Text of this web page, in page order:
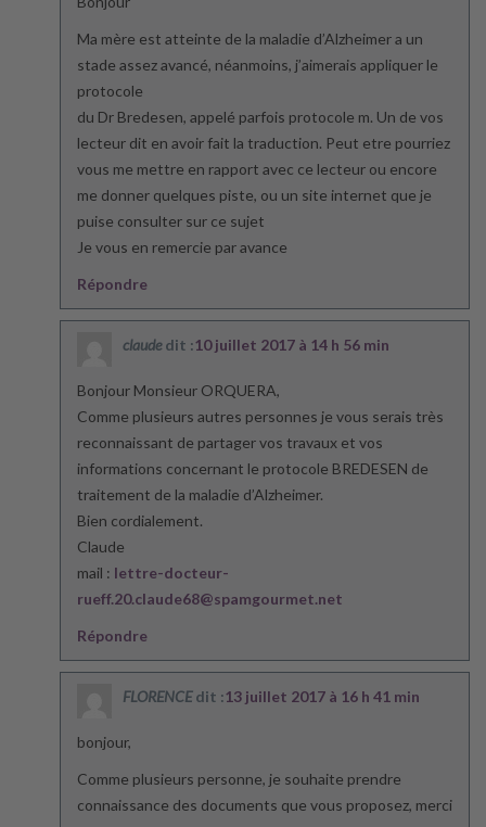
Ma mère est atteinte de la maladie d’Alzheimer a un
stade assez avancé, néanmoins, j’aimerais appliquer le
protocole
du Dr Bredesen, appelé parfois protocole m. Un de vos
lecteur dit en avoir fait la traduction. Peut etre pourriez
vous me mettre en rapport avec ce lecteur ou encore
me donner quelques piste, ou un site internet que je
puise consulter sur ce sujet
Je vous en remercie par avance
Répondre
claude dit :10 juillet 2017 à 14 h 56 min
Bonjour Monsieur ORQUERA,
Comme plusieurs autres personnes je vous serais très
reconnaissant de partager vos travaux et vos
informations concernant le protocole BREDESEN de
traitement de la maladie d’Alzheimer.
Bien cordialement.
Claude
mail : lettre-docteur-
rueff.20.claude68@spamgourmet.net
Répondre
FLORENCE dit :13 juillet 2017 à 16 h 41 min
bonjour,
Comme plusieurs personne, je souhaite prendre
connaissance des documents que vous proposez, merci